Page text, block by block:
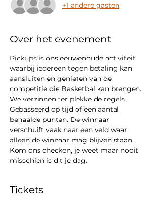
+1 andere gasten
Over het evenement
Pickups is ons eeuwenoude activiteit
waarbij iedereen tegen betaling kan
aansluiten en genieten van de
competitie die Basketbal kan brengen.
We verzinnen ter plekke de regels.
Gebasseerd op tijd of een aantal
behaalde punten. De winnaar
verschuift vaak naar een veld waar
alleen de winnaar mag blijven staan.
Kom ons checken, je weet maar nooit
misschien is dit je dag.
Tickets